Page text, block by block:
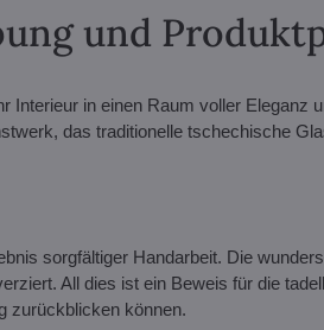
und
Interieur in einen Raum voller Eleganz
das traditionelle tschechische
sorgfältiger Handarbeit. Die
All dies ist ein Beweis für die
zurückblicken können.